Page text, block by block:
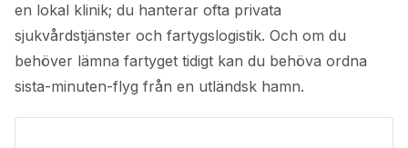
en lokal klinik; du hanterar ofta privata
sjukvårdstjänster och fartygslogistik. Och om du
behöver lämna fartyget tidigt kan du behöva ordna
sista-minuten-flyg från en utländsk hamn.